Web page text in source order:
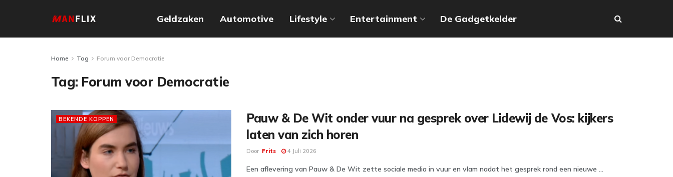
Geldzaken Automotive Lifestyle Entertainment De Gadgetkelder
Home Tag Forum voor Democratie
Tag: Forum voor Democratie
BEKENDE KOPPEN
Pauw & De Wit onder vuur na gesprek over Lidewij de Vos: kijkers
laten van zich horen
Door Frits 4 Juli 2026
Een aflevering van Pauw & De Wit zette sociale media in vuur en vlam nadat het gesprek rond een nieuwe ...